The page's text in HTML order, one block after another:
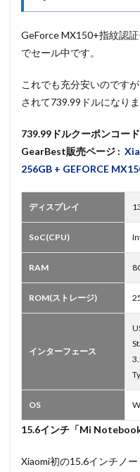
GeForce MX150+指紋認
でセール中です。
これでも充分安いのです
されて739.99ドルになり
739.99ドルクーポンコー
GearBest販売ページ :
256GB + GEFORCE
ディスプレイ
SoC(CPU)
RAM
ROM(ストレージ)
インターフェース
OS
15.6インチ「Mi
Xiaomi初の15.6インチノ